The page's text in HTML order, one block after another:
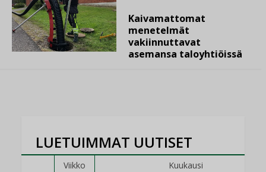
Kaivamattomat
menetelmät
vakiinnuttavat
asemansa taloyhtiöissä
LUETUIMMAT UUTISET
Viikko Kuukausi